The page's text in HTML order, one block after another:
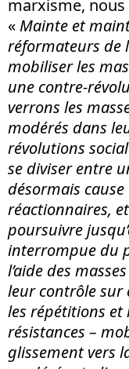
marxisme,
«Mainte et
réformateurs de
mobiliser les
une contre-
verrons les
modérés dans
révolutions
se diviser entre
désormais
réactionnaires,
poursuivre
interrompue du
l’aide des
leur contrôle sur
les répétitions et
résistances –
glissement vers